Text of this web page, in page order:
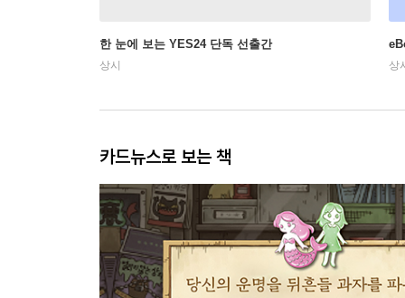
한 눈에 보는 YES24 단독 선출간
상시 상
카드뉴스로 보는 책